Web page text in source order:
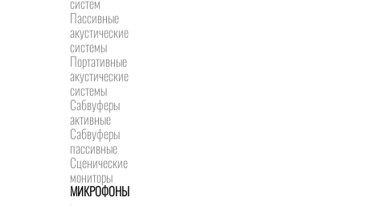
Пассивные
акустические
системы
Портативные
акустические
системы
Сабвуферы
активные
Сабвуферы
пассивные
Сценические
мониторы
МИКРОФОНЫ